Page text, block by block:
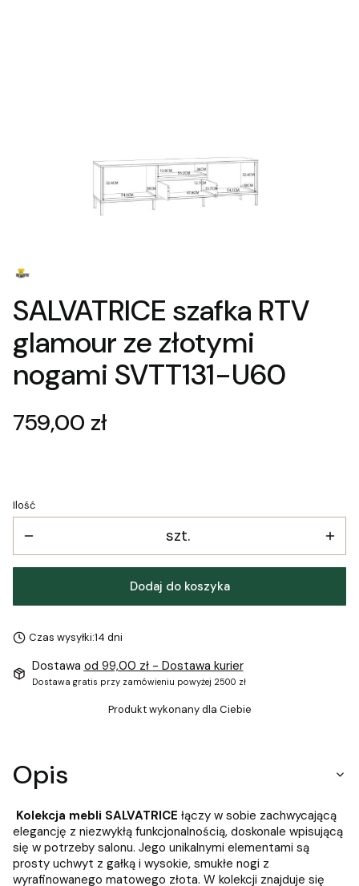
SALVATRICE szafka RTV
glamour ze złotymi
nogami SVTT131-U60
Cena
759,00 zł
Ilość
szt.
Dodaj do koszyka
Czas wysyłki:14 dni
Dostawa od 99,00 zł - Dostawa kurier
Dostawa gratis przy zamówieniu powyżej 2500 zł
Produkt wykonany dla Ciebie
Opis
Kolekcja mebli SALVATRICE łączy w sobie zachwycającą
elegancję z niezwykłą funkcjonalnością, doskonale wpisującą
się w potrzeby salonu. Jego unikalnymi elementami są
prosty uchwyt z gałką i wysokie, smukłe nogi z
wyrafinowanego matowego złota. W kolekcji znajduje się